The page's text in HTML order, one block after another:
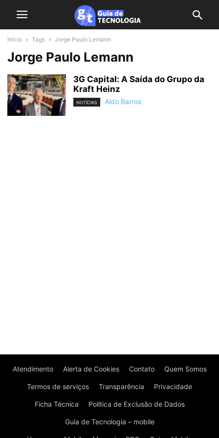
Início Tags Jorge Paulo Lemann
Jorge Paulo Lemann
3G Capital: A Saída do Grupo da
Kraft Heinz
NOTÍCIAS Aldo Barros
Atendimento Alerta de Cookies Contato Quem Somos
Termos de serviços Transparência Privacidade
Ficha Técnica Política de Exclusão de Dados
Guia de Tecnologia – mobile